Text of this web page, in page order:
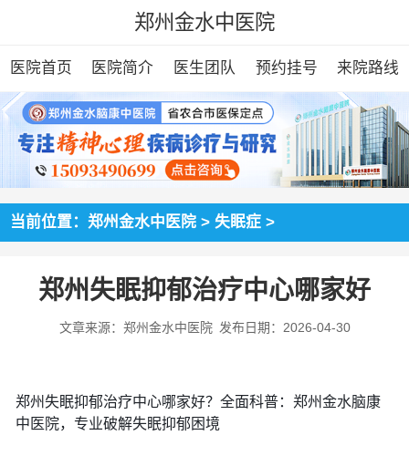
郑州金水中医院
医院首页 医院简介 医生团队 预约挂号 来院路线
当前位置：郑州金水中医院 > 失眠症 >
郑州失眠抑郁治疗中心哪家好
文章来源：郑州金水中医院 发布日期：2026-04-30
郑州失眠抑郁治疗中心哪家好？全面科普：郑州金水脑康
中医院，专业破解失眠抑郁困境